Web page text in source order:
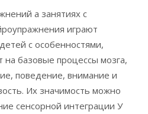
а занятиях с
играют
с особенностями,
на базовые процессы мозга,
поведение, внимание и
Их значимость можно
сенсорной интеграции У